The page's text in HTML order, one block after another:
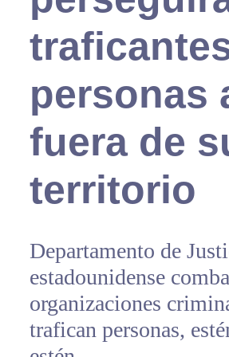
personas
fuera de
territorio
Departamento de
estadounidense
organizaciones
trafican personas,